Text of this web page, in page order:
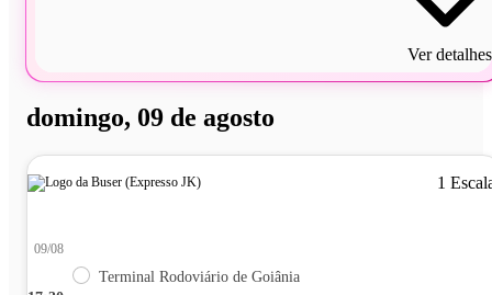
Ver detalhes
domingo, 09 de agosto
1
09/08
Terminal Rodoviário de Goiânia